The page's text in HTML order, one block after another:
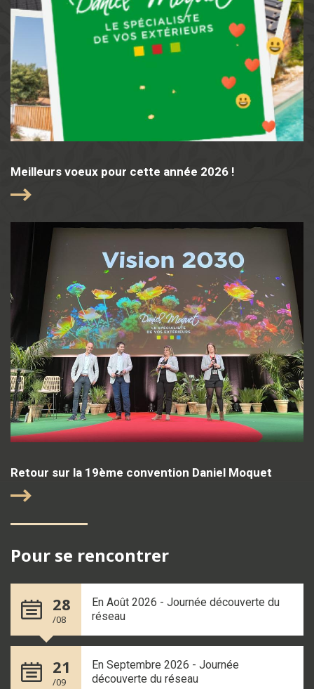
Meilleurs voeux pour cette année 2026 !
Retour sur la 19ème convention Daniel Moquet
Pour se rencontrer
28
/08
En Août 2026 - Journée découverte du
réseau
21
/09
En Septembre 2026 - Journée
découverte du réseau